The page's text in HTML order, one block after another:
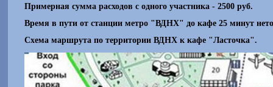
Примерная сумма расходов с одного участника - 2500 руб.
Время в пути от станции метро "ВДНХ" до кафе 25 минут
Схема маршрута по территории ВДНХ к кафе "Ласточка".